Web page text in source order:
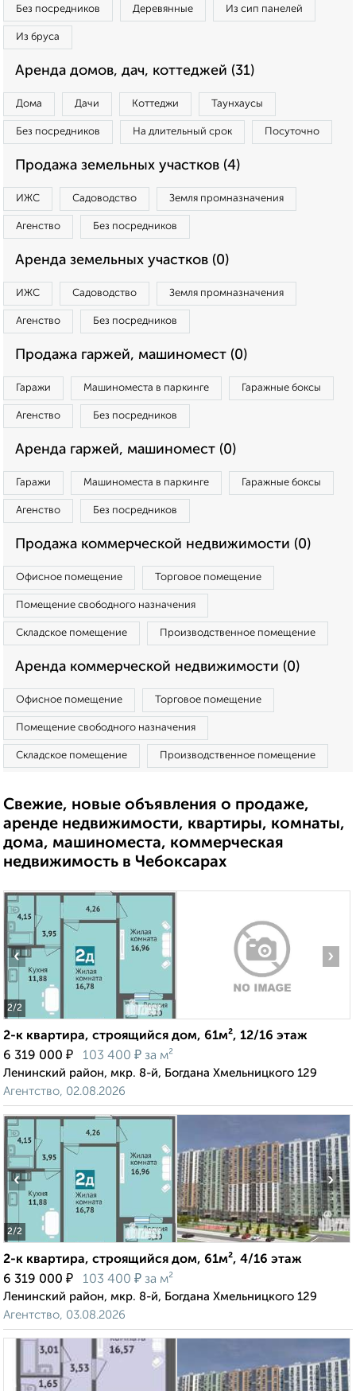
Без посредников Деревянные Из сип панелей
Из бруса
Аренда домов, дач, коттеджей (31)
Дома Дачи Коттеджи Таунхаусы
Без посредников На длительный срок Посуточно
Продажа земельных участков (4)
ИЖС Садоводство Земля промназначения
Агенство Без посредников
Аренда земельных участков (0)
ИЖС Садоводство Земля промназначения
Агенство Без посредников
Продажа гаржей, машиномест (0)
Гаражи Машиноместа в паркинге Гаражные боксы
Агенство Без посредников
Аренда гаржей, машиномест (0)
Гаражи Машиноместа в паркинге Гаражные боксы
Агенство Без посредников
Продажа коммерческой недвижимости (0)
Офисное помещение Торговое помещение
Помещение свободного назначения
Складское помещение Производственное помещение
Аренда коммерческой недвижимости (0)
Офисное помещение Торговое помещение
Помещение свободного назначения
Складское помещение Производственное помещение
Свежие, новые объявления о продаже,
аренде недвижимости, квартиры, комнаты,
дома, машиноместа, коммерческая
недвижимость в Чебоксарах
2/2
‹ ›
2-к квартира, строящийся дом, 61м², 12/16 этаж
6 319 000 ₽ 103 400 ₽ за м²
Ленинский район, мкр. 8-й, Богдана Хмельницкого 129
Агентство, 02.08.2026
2/2
‹ ›
2-к квартира, строящийся дом, 61м², 4/16 этаж
6 319 000 ₽ 103 400 ₽ за м²
Ленинский район, мкр. 8-й, Богдана Хмельницкого 129
Агентство, 03.08.2026